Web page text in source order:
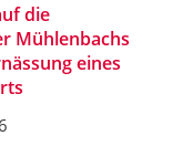
die
Mühlenbachs
eines